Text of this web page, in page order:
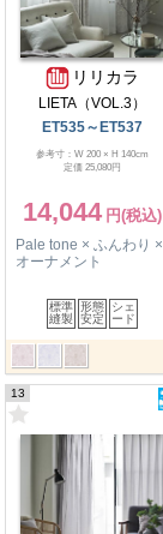
リリカラ
LIETA（VOL.3）
ET535～ET537
参考寸：W 200 × H 140cm
定価 25,080円
14,044
Pale tone × ふんわり ×
オーナメント
標準
縫製
形態
安定
シェ
ード
13